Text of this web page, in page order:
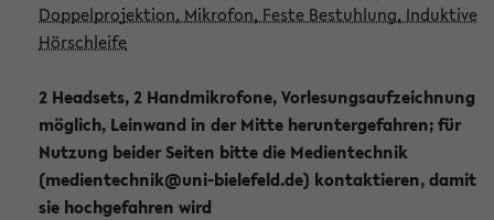
Doppelprojektion, Mikrofon, Feste Bestuhlung, Induktive
Hörschleife
2 Headsets, 2 Handmikrofone, Vorlesungsaufzeichnung
möglich, Leinwand in der Mitte heruntergefahren; für
Nutzung beider Seiten bitte die Medientechnik
(medientechnik@uni-bielefeld.de) kontaktieren, damit
sie hochgefahren wird